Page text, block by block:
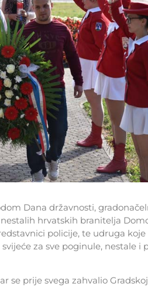
Dana državnosti,
hrvatskih branitelja
policije, te udruga
za sve poginule, nestale i
se prije svega zahvalio